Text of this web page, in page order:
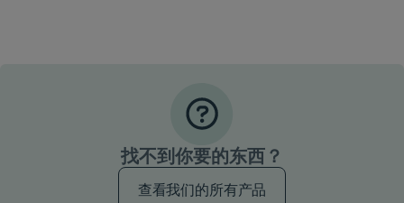
找不到你要的东西？
查看我们的所有产品